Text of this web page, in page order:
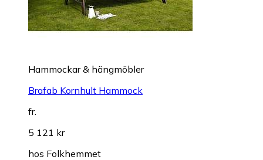
Hammockar & hängmöbler
Brafab Kornhult Hammock
fr.
5 121 kr
hos Folkhemmet